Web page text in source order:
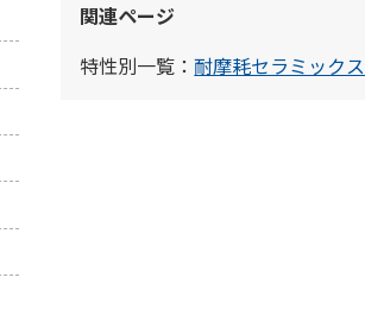
関連ページ
特性別一覧：耐摩耗セラミックス